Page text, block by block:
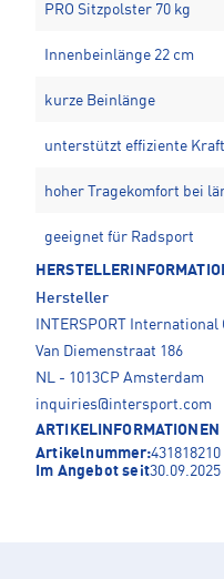
PRO Sitzpolster 70 kg
Innenbeinlänge 22 cm
kurze Beinlänge
unterstützt effiziente
hoher Tragekomfort bei
geeignet für Radsport
Hersteller
INTERSPORT
Van Diemenstraat 186
NL - 1013CP Amsterdam
inquiries@intersport.com
ARTIKELINFORMATIONEN
Artikelnummer:431818210
Im Angebot seit30.09.2025